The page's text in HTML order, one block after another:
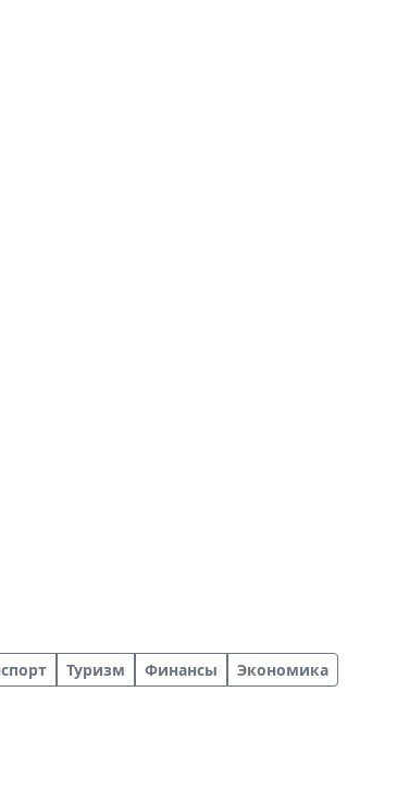
Туризм Финансы
Экономика